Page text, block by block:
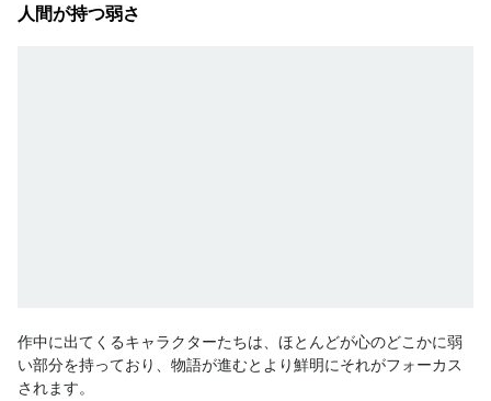
人間が持つ弱さ
作中に出てくるキャラクターたちは、ほとんどが心のどこかに弱
い部分を持っており、物語が進むとより鮮明にそれがフォーカス
されます。